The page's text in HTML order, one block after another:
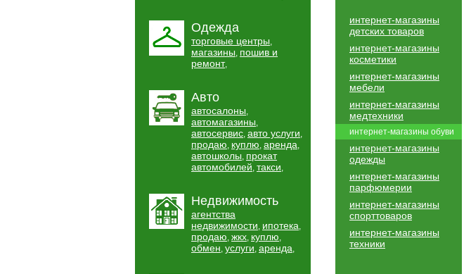
Одежда
торговые центры,
магазины, пошив и
ремонт,
Авто
автосалоны,
автомагазины,
автосервис, авто услуги,
продаю, куплю, аренда,
автошколы, прокат
автомобилей, такси,
Недвижимость
агентства
недвижимости, ипотека,
продаю, жкх, куплю,
обмен, услуги, аренда,
интернет-магазины
детских товаров
интернет-магазины
косметики
интернет-магазины
мебели
интернет-магазины
медтехники
интернет-магазины обуви
интернет-магазины
одежды
интернет-магазины
парфюмерии
интернет-магазины
спорттоваров
интернет-магазины
техники